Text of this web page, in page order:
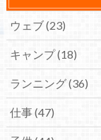
ウェブ(23)
キャンプ(18)
ランニング(36)
仕事(47)